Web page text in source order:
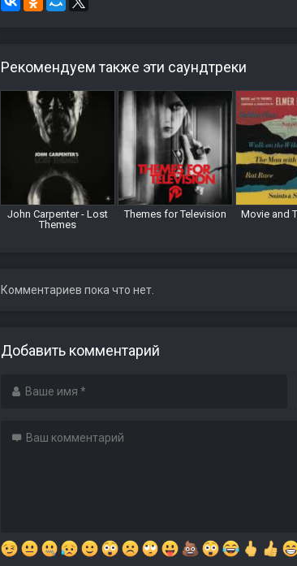
Рекомендуем также эти саундтреки
John Carpenter - Lost
Themes
Themes for Television Movie and
Комментариев пока что нет.
Добавить комментарий